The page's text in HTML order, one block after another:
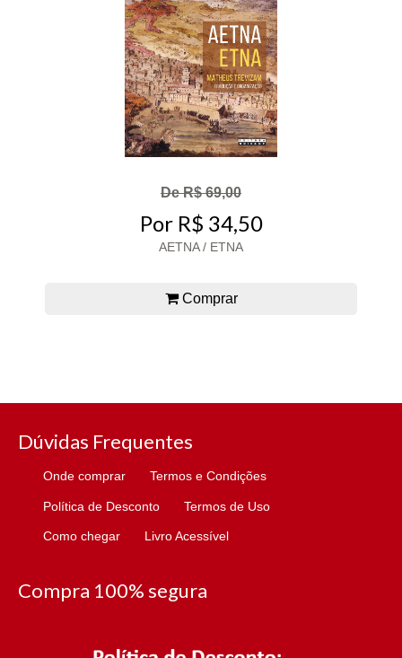
De R$ 69,00
Por R$ 34,50
AETNA / ETNA
Comprar
Dúvidas Frequentes
Onde comprar Termos e Condições
Política de Desconto Termos de Uso
Como chegar Livro Acessível
Compra 100% segura